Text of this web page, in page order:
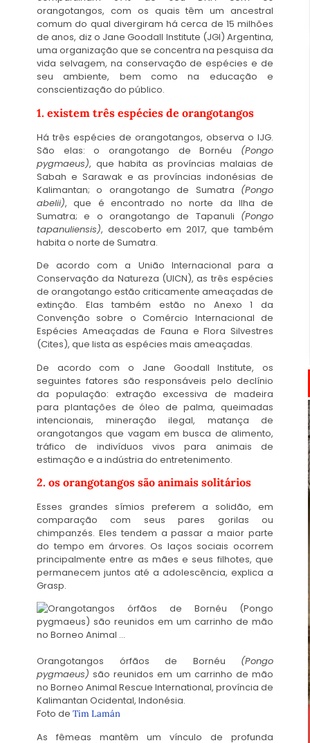
orangotangos, com os quais têm um ancestral
comum do qual divergiram há cerca de 15 milhões
de anos, diz o Jane Goodall Institute (JGI) Argentina,
uma organização que se concentra na pesquisa da
vida selvagem, na conservação de espécies e de
seu ambiente, bem como na educação e
conscientização do público.
1. existem três espécies de orangotangos
Há três espécies de orangotangos, observa o IJG.
São elas: o orangotango de Bornéu (Pongo
pygmaeus), que habita as províncias malaias de
Sabah e Sarawak e as províncias indonésias de
Kalimantan; o orangotango de Sumatra (Pongo
abelii), que é encontrado no norte da Ilha de
Sumatra; e o orangotango de Tapanuli (Pongo
tapanuliensis), descoberto em 2017, que também
habita o norte de Sumatra.
De acordo com a União Internacional para a
Conservação da Natureza (UICN), as três espécies
de orangotango estão criticamente ameaçadas de
extinção. Elas também estão no Anexo 1 da
Convenção sobre o Comércio Internacional de
Espécies Ameaçadas de Fauna e Flora Silvestres
(Cites), que lista as espécies mais ameaçadas.
De acordo com o Jane Goodall Institute, os
seguintes fatores são responsáveis pelo declínio
da população: extração excessiva de madeira
para plantações de óleo de palma, queimadas
intencionais, mineração ilegal, matança de
orangotangos que vagam em busca de alimento,
tráfico de indivíduos vivos para animais de
estimação e a indústria do entretenimento.
2. os orangotangos são animais solitários
Esses grandes símios preferem a solidão, em
comparação com seus pares gorilas ou
chimpanzés. Eles tendem a passar a maior parte
do tempo em árvores. Os laços sociais ocorrem
principalmente entre as mães e seus filhotes, que
permanecem juntos até a adolescência, explica a
Grasp.
Orangotangos órfãos de Bornéu (Pongo
pygmaeus) são reunidos em um carrinho de mão
no Borneo Animal Rescue International, província de
Kalimantan Ocidental, Indonésia.
Foto de Tim Lamán
As fêmeas mantêm um vínculo de profunda